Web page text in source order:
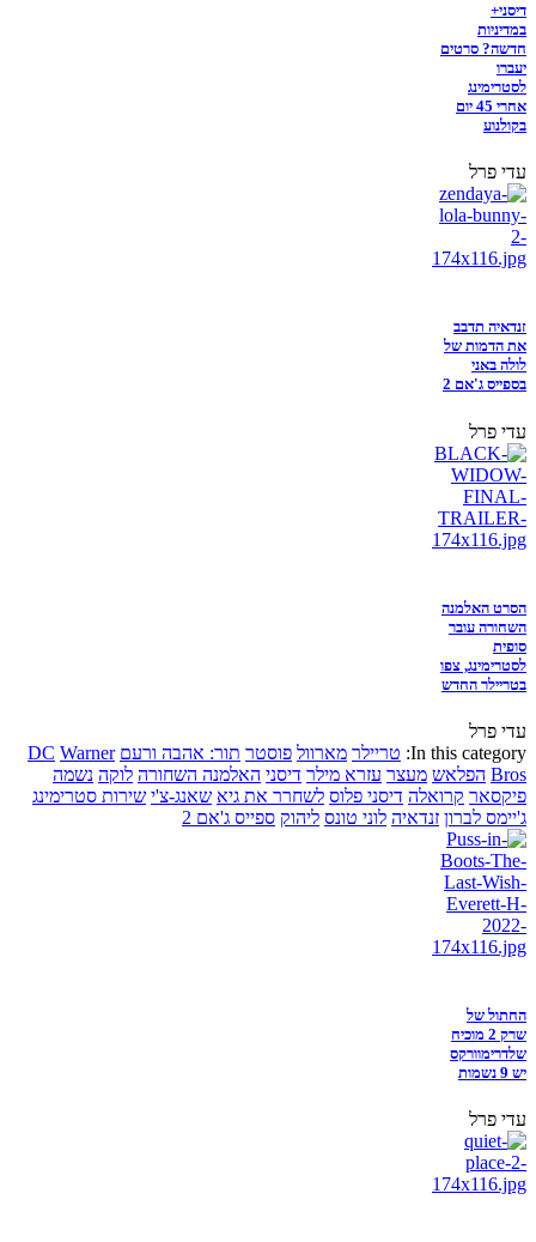
דיסני+
במדיניות
חדשה? סרטים
יעברו
לסטרימינג
אחרי 45 יום
בקולנוע
עדי פרל
זנדאיה תדבב
את הדמות של
לולה באני
בספייס ג'אם 2
עדי פרל
הסרט האלמנה
השחורה עובר
סופית
לסטרימינג, צפו
בטריילר החדש
עדי פרל
In this category: טריילר מארוול פוסטר תור: אהבה ורעם DC Warner
Bros הפלאש מעצר עזרא מילר דיסני האלמנה השחורה לוקה נשמה
פיקסאר קרואלה דיסני פלוס לשחרר את גיא שאנג-צ'י שירות סטרימינג
ג'יימס לברון זנדאיה לוני טונס ליהוק ספייס ג'אם 2
החתול של
שרק 2 מוכיח
שלדרימוורקס
יש 9 נשמות
עדי פרל